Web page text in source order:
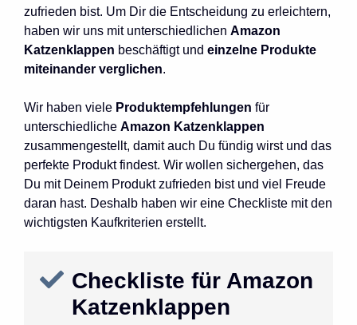
zufrieden bist. Um Dir die Entscheidung zu erleichtern,
haben wir uns mit unterschiedlichen Amazon
Katzenklappen beschäftigt und einzelne Produkte
miteinander verglichen.
Wir haben viele Produktempfehlungen für
unterschiedliche Amazon Katzenklappen
zusammengestellt, damit auch Du fündig wirst und das
perfekte Produkt findest. Wir wollen sichergehen, das
Du mit Deinem Produkt zufrieden bist und viel Freude
daran hast. Deshalb haben wir eine Checkliste mit den
wichtigsten Kaufkriterien erstellt.
Checkliste für Amazon
Katzenklappen